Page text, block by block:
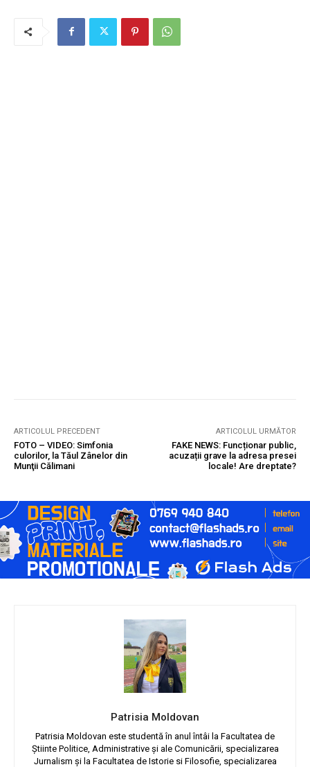
ARTICOLUL PRECEDENT
FOTO – VIDEO: Simfonia
culorilor, la Tăul Zânelor din
Munţii Călimani
ARTICOLUL URMĂTOR
FAKE NEWS: Funcționar public,
acuzații grave la adresa presei
locale! Are dreptate?
Patrisia Moldovan
Patrisia Moldovan este studentă în anul întâi la Facultatea de
Știinte Politice, Administrative și ale Comunicării, specializarea
Jurnalism și la Facultatea de Istorie si Filosofie, specializarea